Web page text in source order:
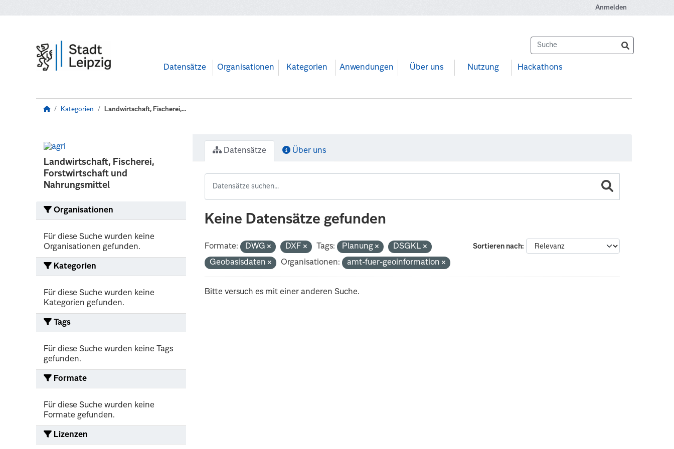
Anmelden
Datensätze Organisationen Kategorien Anwendungen Über uns Nutzung Hackathons
Kategorien Landwirtschaft, Fischerei,...
Landwirtschaft, Fischerei,
Forstwirtschaft und
Nahrungsmittel
Organisationen
Für diese Suche wurden keine
Organisationen gefunden.
Kategorien
Für diese Suche wurden keine
Kategorien gefunden.
Tags
Für diese Suche wurden keine Tags
gefunden.
Formate
Für diese Suche wurden keine
Formate gefunden.
Lizenzen
Datensätze Über uns
Keine Datensätze gefunden
Sortieren nach
Formate: DWG DXF Tags: Planung
DSGKL
Geobasisdaten
Organisationen: amt-fuer-geoinformation
Bitte versuch es mit einer anderen Suche.